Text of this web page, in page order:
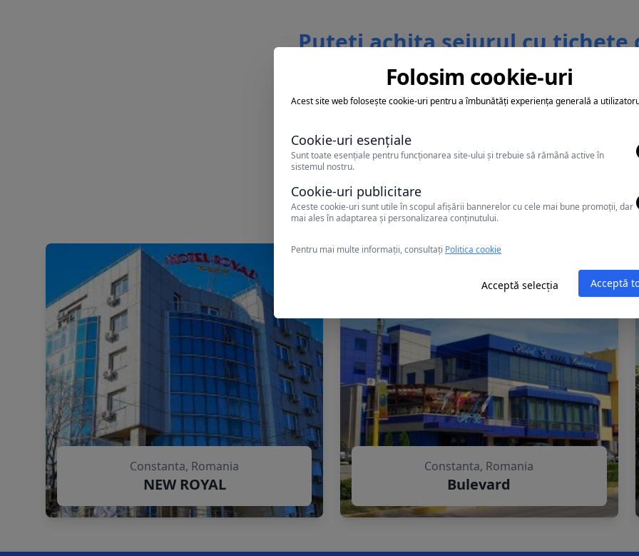
Puteti achita sejurul cu tichete
vacanta
Alte oferte în Constanta
Constanta, Romania
NEW ROYAL
Constanta, Romania
Bulevard
Folosim cookie-uri
Acest site web folosește cookie-uri pentru a îmbunătăți experiența generală a
Cookie-uri esențiale
Sunt toate esențiale pentru funcționarea site-ului și trebuie să rămână active în
sistemul nostru.
Cookie-uri publicitare
Aceste cookie-uri sunt utile în scopul afișării bannerelor cu cele mai bune promoții, dar
mai ales în adaptarea și personalizarea conținutului.
Pentru mai multe informații, consultați Politica cookie
Acceptă selecția Acceptă